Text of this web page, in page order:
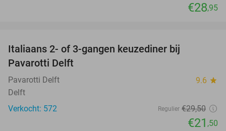
€28,95
Italiaans 2- of 3-gangen keuzediner bij
Pavarotti Delft
Pavarotti Delft 9.6 star
Delft
Verkocht: 572
Regulier €29,50
€21 ,50